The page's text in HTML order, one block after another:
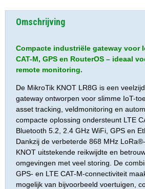
Omschrijving
Compacte industriële gateway voor
CAT-M, GPS en RouterOS – ideaal
remote monitoring.
De MikroTik KNOT LR8G is een
gateway ontworpen voor slimme IoT-
asset tracking, veldmonitoring en
compacte oplossing ondersteunt LTE
Bluetooth 5.2, 2.4 GHz WiFi, GPS en
Dankzij de verbeterde 868 MHz
KNOT uitstekende reikwijdte en
omgevingen met veel storing. De
GPS- en LTE CAT-M-connectiviteit
mogelijk van bijvoorbeeld voertuigen,